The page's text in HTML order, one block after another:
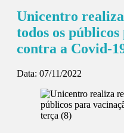
Unicentro
todos os
contra a Covid-
Data: 07/11/2022